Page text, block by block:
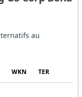
au
WKN TER